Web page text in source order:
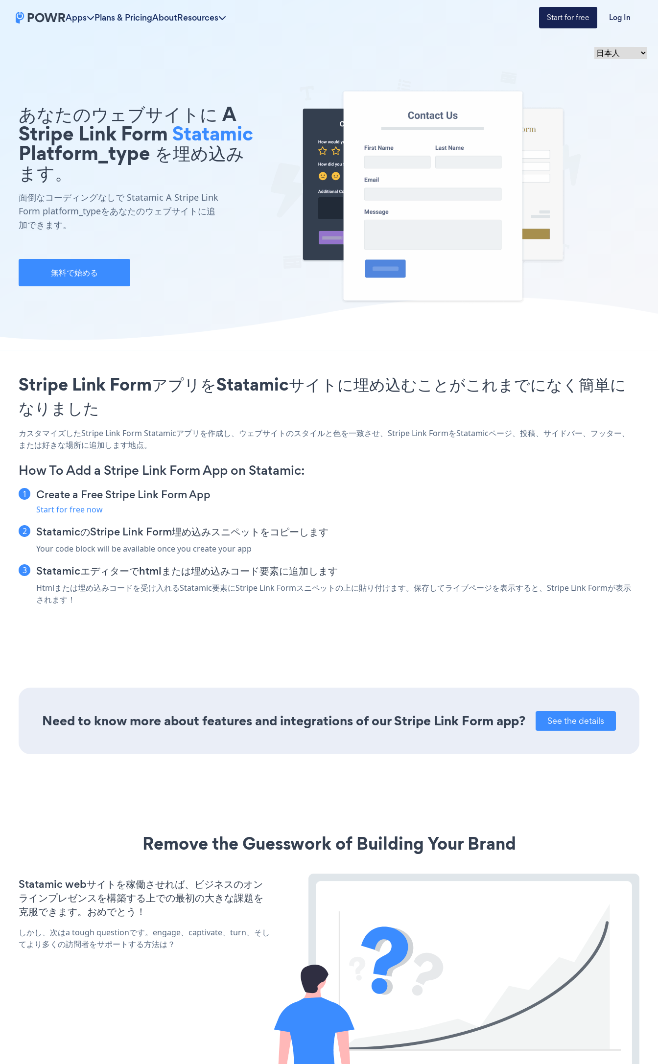
Apps Plans & PricingAboutResources Start for free Log In
あなたのウェブサイトに A
Stripe Link Form Statamic
Platform_type を埋め込み
ます。
面倒なコーディングなしで Statamic A Stripe Link
Form platform_typeをあなたのウェブサイトに追
加できます。
無料で始める
Stripe Link FormアプリをStatamicサイトに埋め込むことがこれまでになく簡単に
なりました
カスタマイズしたStripe Link Form Statamicアプリを作成し、ウェブサイトのスタイルと色を一致させ、Stripe Link FormをStatamicページ、投稿、サイドバー、フッター、
または好きな場所に追加します地点。
How To Add a Stripe Link Form App on Statamic:
Create a Free Stripe Link Form App
Start for free now
StatamicのStripe Link Form埋め込みスニペットをコピーします
Your code block will be available once you create your app
Statamicエディターでhtmlまたは埋め込みコード要素に追加します
Htmlまたは埋め込みコードを受け入れるStatamic要素にStripe Link Formスニペットの上に貼り付けます。保存してライブページを表示すると、Stripe Link Formが表示
されます！
Need to know more about features and integrations of our Stripe Link Form app? See the details
Remove the Guesswork of Building Your Brand
Statamic webサイトを稼働させれば、ビジネスのオン
ラインプレゼンスを構築する上での最初の大きな課題を
克服できます。おめでとう！
しかし、次はa tough questionです。engage、captivate、turn、そし
てより多くの訪問者をサポートする方法は？